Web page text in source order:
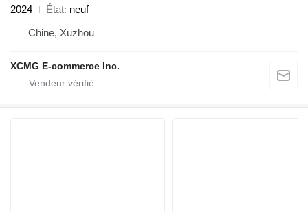
2024
État neuf
Chine, Xuzhou
XCMG E-commerce Inc.